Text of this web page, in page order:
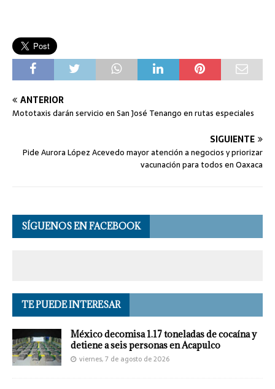
ANTERIOR
Mototaxis darán servicio en San José Tenango en rutas especiales
SIGUIENTE
Pide Aurora López Acevedo mayor atención a negocios y priorizar
vacunación para todos en Oaxaca
SÍGUENOS EN FACEBOOK
TE PUEDE INTERESAR
México decomisa 1.17 toneladas de cocaína y
detiene a seis personas en Acapulco
viernes, 7 de agosto de 2026